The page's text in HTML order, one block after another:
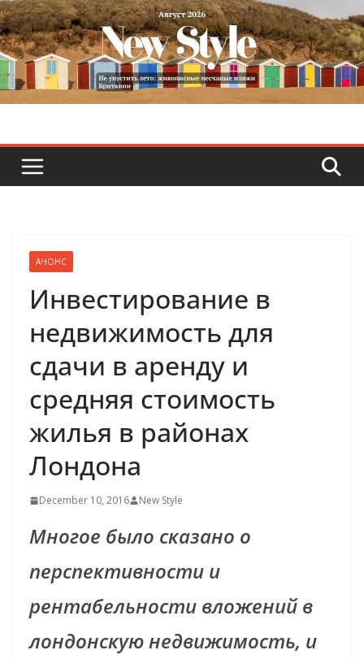
Skip
to
content
АНОНС
Инвестирование в
недвижимость для
сдачи в аренду и
средняя стоимость
жилья в районах
Лондона
December 10, 2016 New Style
Многое было сказано о
перспективности и
рентабельности вложений в
лондонскую недвижимость, и